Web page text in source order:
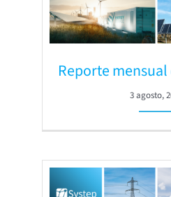
Reporte
3 agosto,